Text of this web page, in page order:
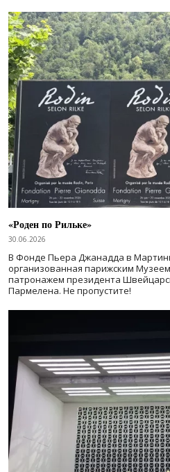
«Роден по Рильке»
30.06.2026
В Фонде Пьера Джанадда в
организованная парижским
патронажем президента
Пармелена. Не пропустите!